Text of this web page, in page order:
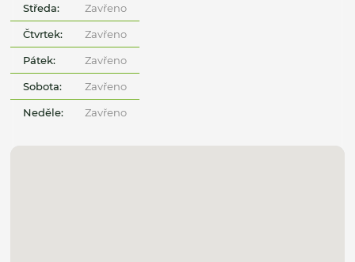
Středa: Zavřeno
Čtvrtek: Zavřeno
Pátek: Zavřeno
Sobota: Zavřeno
Neděle: Zavřeno